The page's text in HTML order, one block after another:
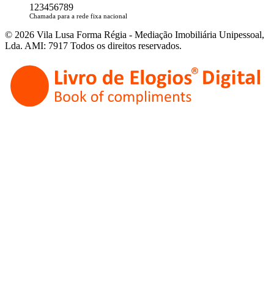
123456789
Chamada para a rede fixa nacional
© 2026 Vila Lusa Forma Régia - Mediação Imobiliária Unipessoal,
Lda. AMI: 7917 Todos os direitos reservados.